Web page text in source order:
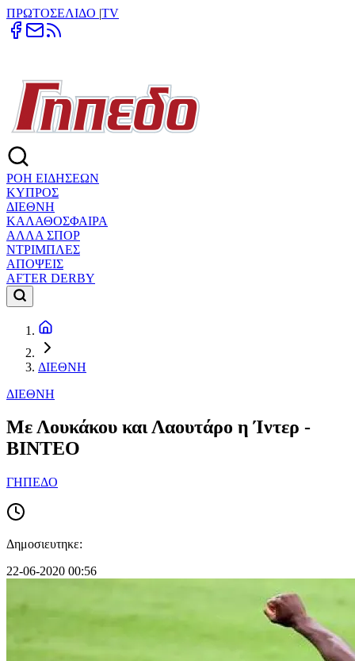
ΠΡΩΤΟΣΕΛΙΔΟ |TV
ΡΟΗ ΕΙΔΗΣΕΩΝ
ΚΥΠΡΟΣ
ΔΙΕΘΝΗ
ΚΑΛΑΘΟΣΦΑΙΡΑ
ΑΛΛΑ ΣΠΟΡ
ΝΤΡΙΜΠΛΕΣ
ΑΠΟΨΕΙΣ
AFTER DERBY
ΔΙΕΘΝΗ
ΔΙΕΘΝΗ
Με Λουκάκου και Λαουτάρο η Ίντερ -
ΒΙΝΤΕΟ
ΓΗΠΕΔΟ
Δημοσιευτηκε:
22-06-2020 00:56